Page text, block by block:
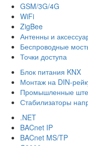
GSM/3G/4G
WiFi
ZigBee
Антенны и
Беспроводные
Точки доступа
Блок питания KNX
Монтаж на DIN-
Промышленные
Стабилизаторы
.NET
BACnet IP
BACnet MS/TP